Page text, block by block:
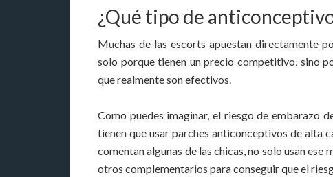
¿Qué tipo de
Muchas de las escorts apuestan directamente
solo porque tienen un precio competitivo, sino
que realmente son efectivos.
Como puedes imaginar, el riesgo de embarazo
tienen que usar parches anticonceptivos de alta
comentan algunas de las chicas, no solo usan
otros complementarios para conseguir que el